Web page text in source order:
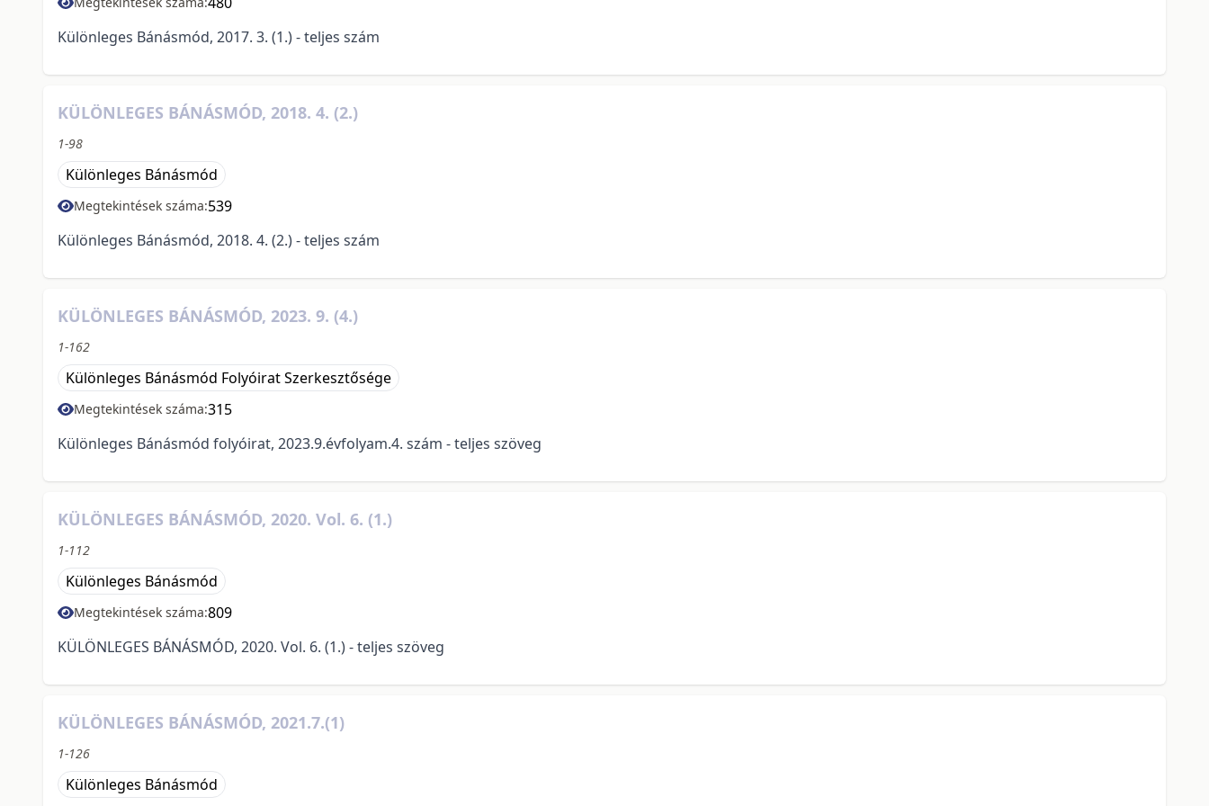
Különleges Bánásmód, 2017. 3. (1.) - teljes szám
KÜLÖNLEGES BÁNÁSMÓD, 2018. 4. (2.)
1-98
Különleges Bánásmód
Megtekintések száma:539
Különleges Bánásmód, 2018. 4. (2.) - teljes szám
KÜLÖNLEGES BÁNÁSMÓD, 2023. 9. (4.)
1-162
Különleges Bánásmód Folyóirat Szerkesztősége
Megtekintések száma:315
Különleges Bánásmód folyóirat, 2023.9.évfolyam.4. szám - teljes szöveg
KÜLÖNLEGES BÁNÁSMÓD, 2020. Vol. 6. (1.)
1-112
Különleges Bánásmód
Megtekintések száma:809
KÜLÖNLEGES BÁNÁSMÓD, 2020. Vol. 6. (1.) - teljes szöveg
KÜLÖNLEGES BÁNÁSMÓD, 2021.7.(1)
1-126
Különleges Bánásmód